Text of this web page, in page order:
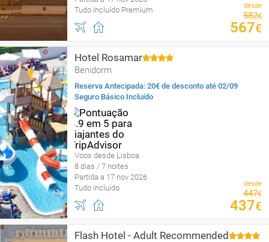
Tudo Incluído Premium
desde
582€
567€
Hotel Rosamar
Benidorm
Reserva Antecipada: 20€ de desconto até 02/09
Seguro Básico Incluído
Voos desde Lisboa
8 dias / 7 noites
Partida a 17 nov 2026
Tudo incluído
desde
447€
437€
Flash Hotel - Adult Recommended